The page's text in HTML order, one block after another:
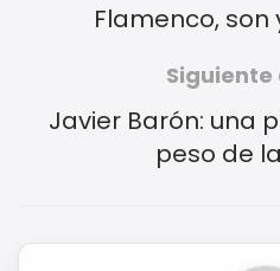
Flamenco,
Javier Barón: una
peso de